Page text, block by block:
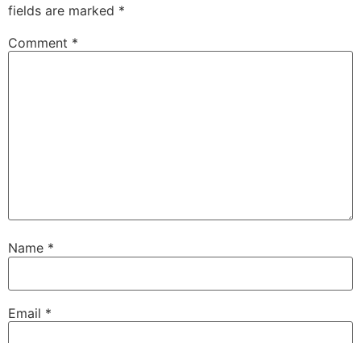
fields are marked *
Comment *
Name *
Email *